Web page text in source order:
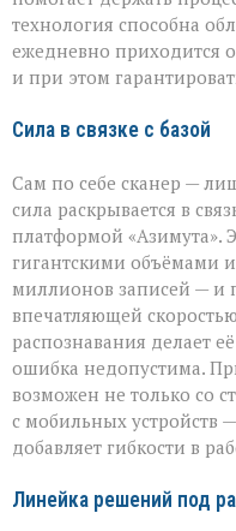
технология способна
ежедневно приходится
и при этом
Сила в связке с базой
Сам по себе сканер —
сила раскрывается в
платформой «Азимута».
гигантскими объёмами
миллионов записей — и
впечатляющей
распознавания делает
ошибка недопустима.
возможен не только со
с мобильных устройств
добавляет гибкости в
Линейка решений под